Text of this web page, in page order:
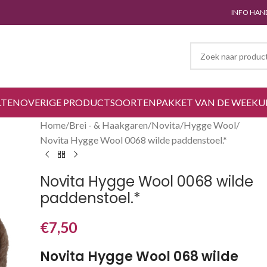
INFO
OVERIGE PRODUCTSOORTENPAKKET VAN DE WEEK
Home Brei - & Haakgaren Novita Hygge Wool
Novita Hygge Wool 0068 wilde paddenstoel.*
Novita Hygge Wool 0068 wilde
paddenstoel.*
€7,50
Novita Hygge Wool 068 wilde